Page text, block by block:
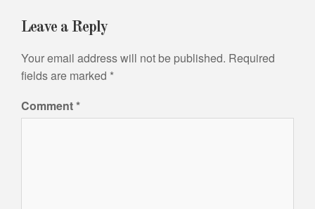
Leave a Reply
Your email address will not be published. Required
fields are marked *
Comment*